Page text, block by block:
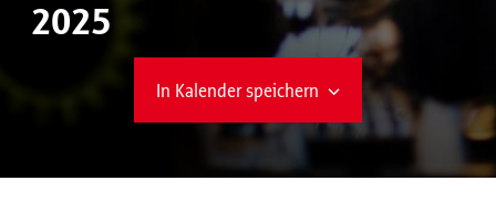
2025
In Kalender speichern